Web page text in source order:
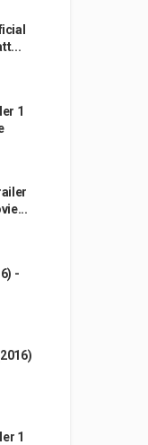
1
-
1